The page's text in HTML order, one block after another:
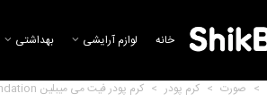
خانه لوازم آرایشی بهداشتی
> صورت > کرم پودر > کرم پودر فیت می میبلین Maybelline Fit Me Matte Poreless Foundation